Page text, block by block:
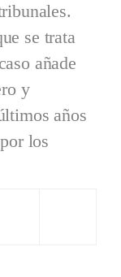
se trata
añade
y
años
los